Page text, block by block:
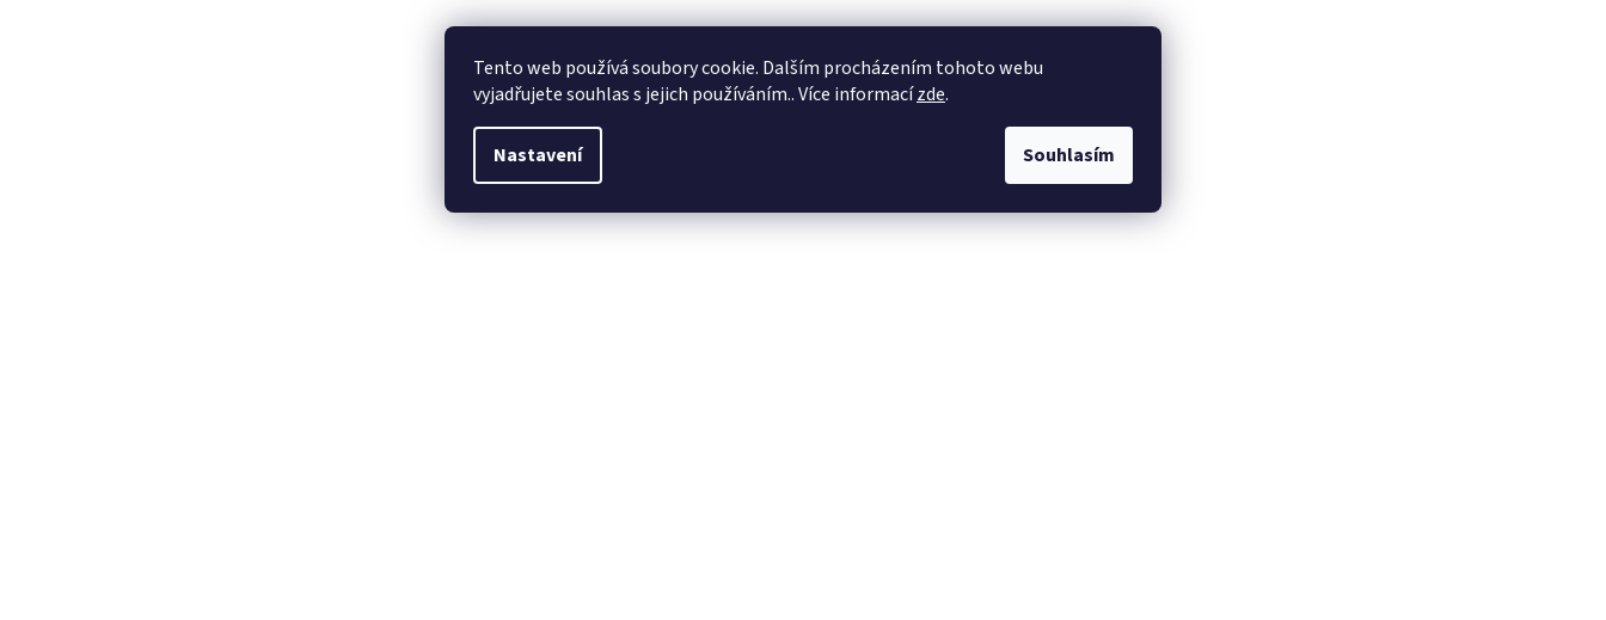
Tento web používá soubory cookie. Dalším procházením tohoto webu
vyjadřujete souhlas s jejich používáním.. Více informacízde.
Nastavení Souhlasím